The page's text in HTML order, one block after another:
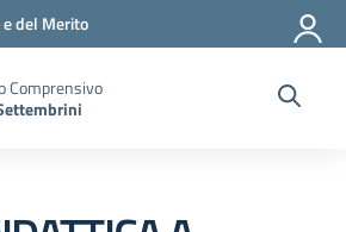
del Merito
Comprensivo